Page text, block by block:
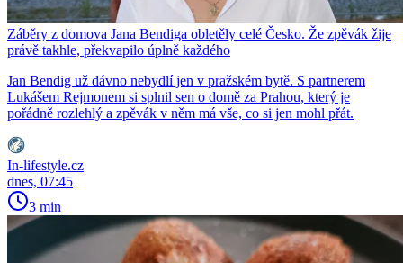
Záběry z domova Jana Bendiga obletěly celé Česko. Že zpěvák žije
právě takhle, překvapilo úplně každého
Jan Bendig už dávno nebydlí jen v pražském bytě. S partnerem
Lukášem Rejmonem si splnil sen o domě za Prahou, který je
pořádně rozlehlý a zpěvák v něm má vše, co si jen mohl přát.
In-lifestyle.cz
dnes, 07:45
3 min